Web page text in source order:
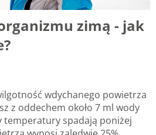
zimą - jak
wdychanego powietrza
z oddechem około 7 ml wody
temperatury spadają poniżej